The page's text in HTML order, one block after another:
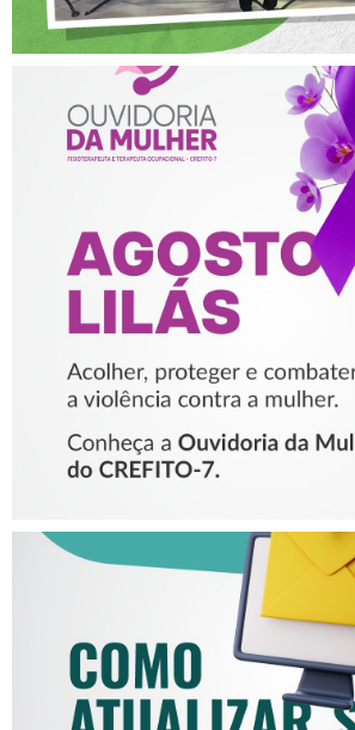
AGOSTO LILÁS –
PROTEGER E
VIOLÊNCIA
MULHER
COMO ATUALIZAR